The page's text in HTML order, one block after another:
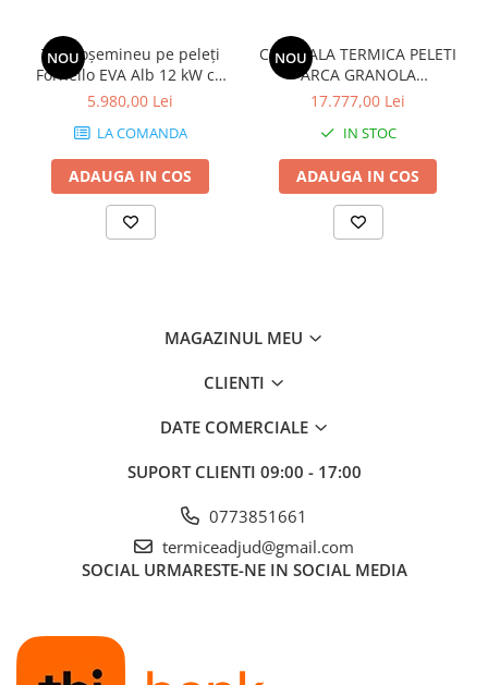
NOU
Termoșemineu pe peleți
Fornello EVA Alb 12 kW cu
WiFi, pompă și vas de
5.980,00 Lei
LA COMANDA
ADAUGA IN COS
NOU
CENTRALA TERMICA PELETI
ARCA GRANOLA
AUTOMATICA 20R - 20KW
17.777,00 Lei
IN STOC
ADAUGA IN COS
MAGAZINUL MEU
CLIENTI
DATE COMERCIALE
SUPORT CLIENTI 09:00 - 17:00
0773851661
termiceadjud@gmail.com
SOCIAL URMARESTE-NE IN SOCIAL MEDIA